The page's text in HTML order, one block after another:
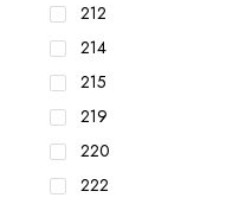
212
214
215
219
220
222